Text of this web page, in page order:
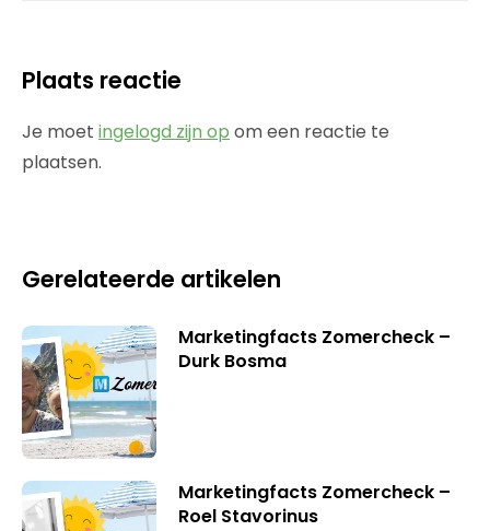
Plaats reactie
Je moet ingelogd zijn op om een reactie te
plaatsen.
Gerelateerde artikelen
Marketingfacts Zomercheck –
Durk Bosma
Marketingfacts Zomercheck –
Roel Stavorinus